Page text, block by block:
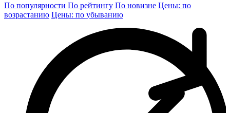
По популярности По рейтингу По новизне Цены: по
возрастанию Цены: по убыванию